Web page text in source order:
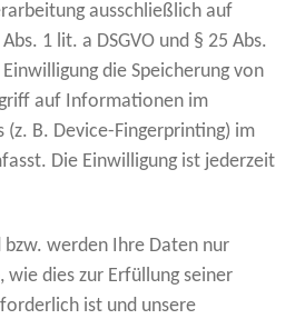
ausschließlich auf
1 lit. a DSGVO und § 25 Abs.
die Speicherung von
auf Informationen im
(z. B. Device-Fingerprinting) im
Die Einwilligung ist jederzeit
werden Ihre Daten nur
dies zur Erfüllung seiner
ist und unsere